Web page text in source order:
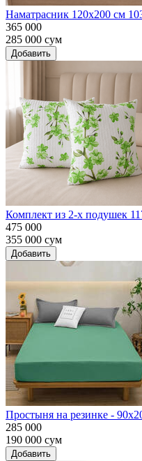
Наматрасник 120х200 см
365 000
285 000 сум
Добавить
Комплект из 2-х подушек
475 000
355 000 сум
Добавить
Простыня на резинке -
285 000
190 000 сум
Добавить